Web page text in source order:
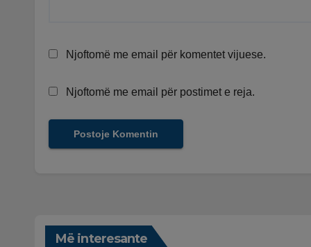
Njoftomë me email për komentet vijuese.
Njoftomë me email për postimet e reja.
Më interesante